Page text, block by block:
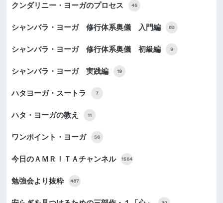
クンダリニー・ヨーガのプロセス 45
シャンバラ・ヨーガ 修行体系奥儀 入門編 83
シャンバラ・ヨーガ 修行体系奥儀 初級編 9
シャンバラ・ヨーガ 実践編 19
ハタヨーガ・スートラ 7
ハタ・ヨーガの教え 11
ワンポイント・ヨーガ 56
今日のＡＭＲＩＴＡチャンネル 1564
勉強会より抜粋 487